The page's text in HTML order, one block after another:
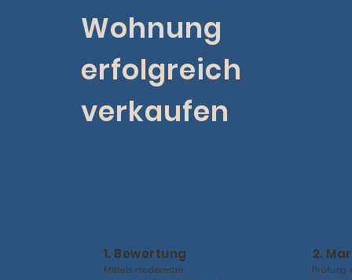
Wohnung
erfolgreich
verkaufen
1. Bewertung
Mittels modernster
2.
Prüfung